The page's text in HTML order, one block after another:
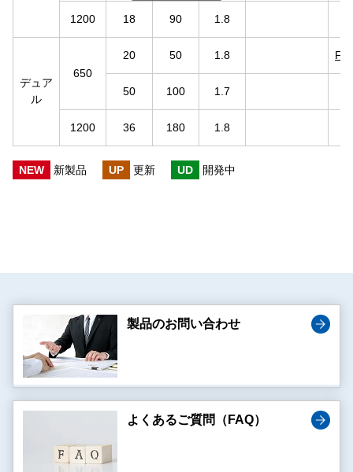
1200 18 90 1.8
デュア
ル
650
20 50 1.8
50 100 1.7
1200 36 180 1.8
NEW 新製品 UP 更新 UD 開発中
製品のお問い合わせ
よくあるご質問（FAQ）